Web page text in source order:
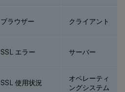
ブラウザー クライアント
SSL エラー サーバー
SSL 使用状況
オペレーティ
ングシステム